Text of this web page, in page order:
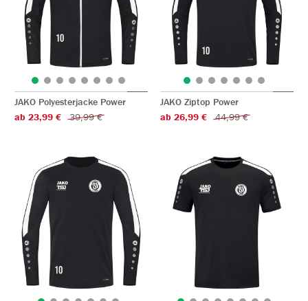
JAKO Polyesterjacke Power
ab 23,99 €
39,99 €
JAKO Ziptop Power
ab 26,99 €
44,99 €